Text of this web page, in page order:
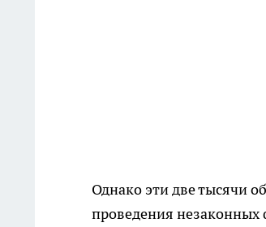
Однако эти две тысячи
проведения